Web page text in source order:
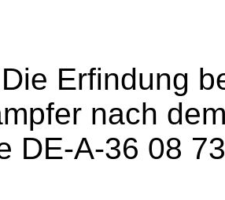
Die Erfindung
nach
DE-A-36 08